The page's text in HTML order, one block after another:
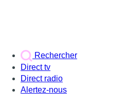
Rechercher
Direct tv
Direct radio
Alertez-nous